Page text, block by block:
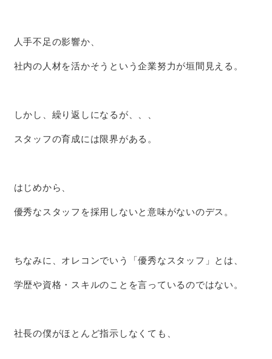
人手不足の影響か、
社内の人材を活かそうという企業努力が垣間見える。
しかし、繰り返しになるが、、、
スタッフの育成には限界がある。
はじめから、
優秀なスタッフを採用しないと意味がないのデス。
ちなみに、オレコンでいう「優秀なスタッフ」とは、
学歴や資格・スキルのことを言っているのではない。
社長の僕がほとんど指示しなくても、